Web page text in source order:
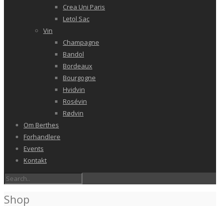
Crea Uni Paris
Letol Sac
Vin
Champagne
Bandol
Bordeaux
Bourgogne
Hvidvin
Rosévin
Rødvin
Om Berthes
Forhandlere
Events
Kontakt
Shop